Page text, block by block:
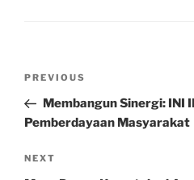
Previous
Post
PREVIOUS
Membangun Sinergi: INI
Pemberdayaan Masyarakat
Next
NEXT